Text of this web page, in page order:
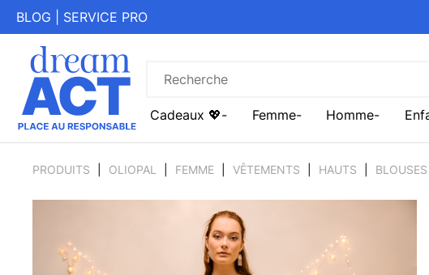
BLOG SERVICE PRO
Cadeaux 💖 Femme Homme
PRODUITS OLIOPAL FEMME VÊTEMENTS HAUTS